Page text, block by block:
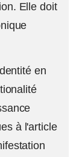
Elle doit
en
à l'article